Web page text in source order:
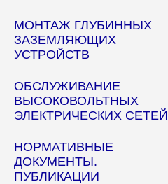
МОНТАЖ ГЛУБИННЫХ
ЗАЗЕМЛЯЮЩИХ
УСТРОЙСТВ
ОБСЛУЖИВАНИЕ
ВЫСОКОВОЛЬТНЫХ
ЭЛЕКТРИЧЕСКИХ СЕТЕЙ
НОРМАТИВНЫЕ
ДОКУМЕНТЫ.
ПУБЛИКАЦИИ